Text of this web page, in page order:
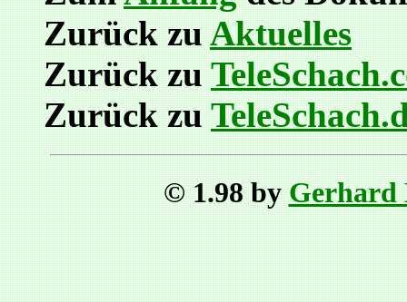
Zurück zuAktuelles
Zurück zu
Zurück zu
© 1.98 byGerhard